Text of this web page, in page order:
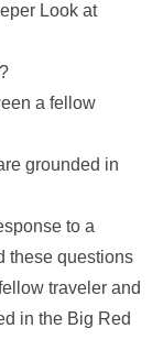
Look at
a fellow
grounded in
to a
these questions
traveler and
in the Big Red